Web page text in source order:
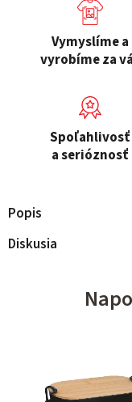
Vymyslíme a
vyrobíme za
Spoľahlivosť
a serióznosť
Popis
Diskusia